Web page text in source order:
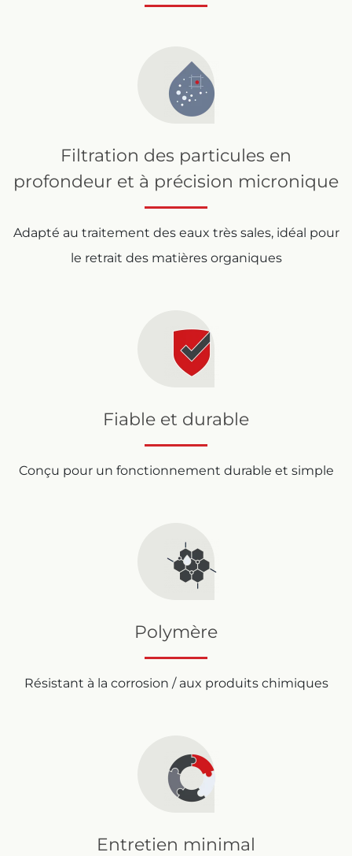
Filtration des particules en
profondeur et à précision micronique
Adapté au traitement des eaux très sales, idéal pour
le retrait des matières organiques
Fiable et durable
Conçu pour un fonctionnement durable et simple
Polymère
Résistant à la corrosion / aux produits chimiques
Entretien minimal